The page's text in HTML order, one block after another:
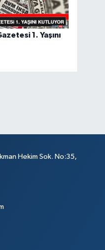
1. Yaşını
Hekim Sok. No:35,